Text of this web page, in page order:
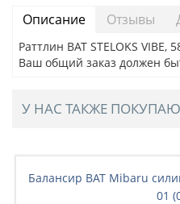
Описание Отзывы
Раттлин BAT STELOKS VIBE,
Ваш общий заказ должен
У НАС ТАКЖЕ
Балансир BAT Mibaru
01